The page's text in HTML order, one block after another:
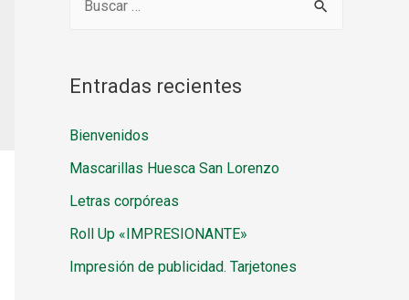
c
r
:
Entradas recientes
Bienvenidos
Mascarillas Huesca San Lorenzo
Letras corpóreas
Roll Up «IMPRESIONANTE»
Impresión de publicidad. Tarjetones